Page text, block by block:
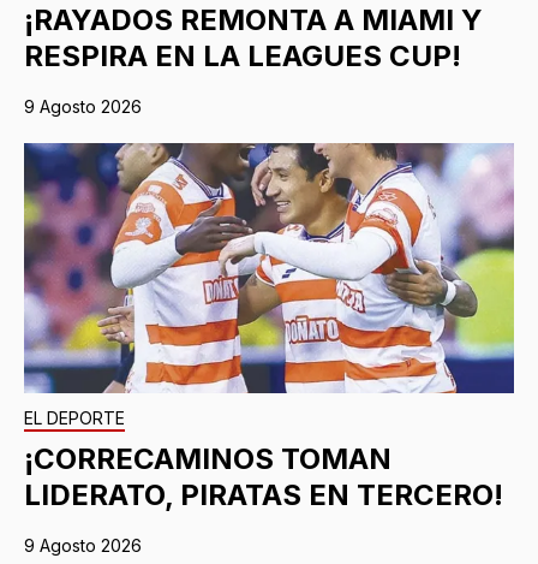
¡RAYADOS REMONTA A MIAMI Y
RESPIRA EN LA LEAGUES CUP!
9 Agosto 2026
EL DEPORTE
¡CORRECAMINOS TOMAN
LIDERATO, PIRATAS EN TERCERO!
9 Agosto 2026